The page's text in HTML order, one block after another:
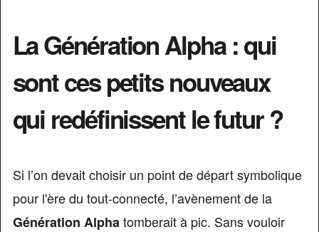
La Génération Alpha : qui
sont ces petits nouveaux
qui redéfinissent le futur ?
Si l’on devait choisir un point de départ symbolique
pour l'ère du tout-connecté, l’avènement de la
Génération Alpha tomberait à pic. Sans vouloir